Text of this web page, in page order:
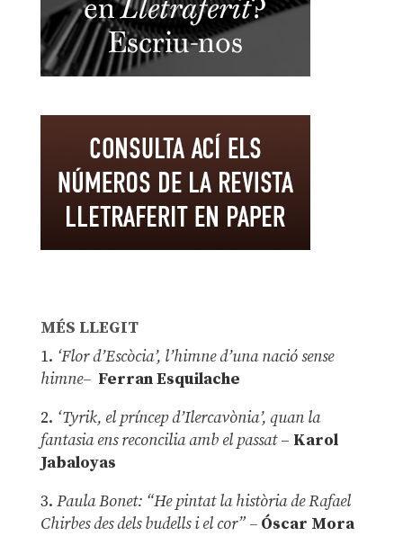
MÉS LLEGIT
1. ‘Flor d’Escòcia’, l’himne d’una nació sense
himne– Ferran Esquilache
2. ‘Tyrik, el príncep d’Ilercavònia’, quan la
fantasia ens reconcilia amb el passat– Karol
Jabaloyas
3. Paula Bonet: “He pintat la història de Rafael
Chirbes des dels budells i el cor” –Óscar Mora